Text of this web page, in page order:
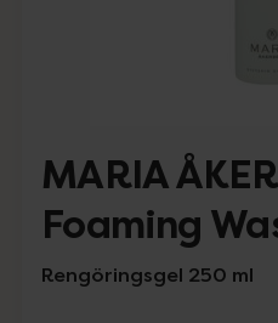
MARIA
Foaming
Rengöringsgel 250 ml